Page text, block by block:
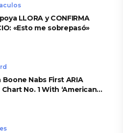
LLORA y CONFIRMA
«Esto me sobrepasó»
Boone Nabs First ARIA
No. 1 With ‘American